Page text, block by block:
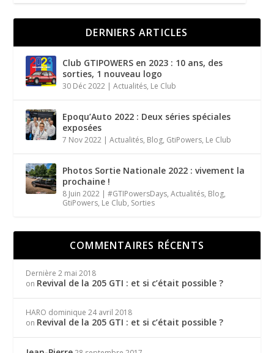
DERNIERS ARTICLES
Club GTIPOWERS en 2023 : 10 ans, des
sorties, 1 nouveau logo
30 Déc 2022 |Actualités, Le Club
Epoqu’Auto 2022 : Deux séries spéciales
exposées
7 Nov 2022 |Actualités, Blog, GtiPowers, Le Club
Photos Sortie Nationale 2022 : vivement la
prochaine !
8 Juin 2022 |#GTIPowersDays,Actualités, Blog,
GtiPowers, Le Club, Sorties
COMMENTAIRES RÉCENTS
Dernière 2 mai 2018
on Revival de la 205 GTI : et si c’était possible ?
HARO dominique 24 avril 2018
on Revival de la 205 GTI : et si c’était possible ?